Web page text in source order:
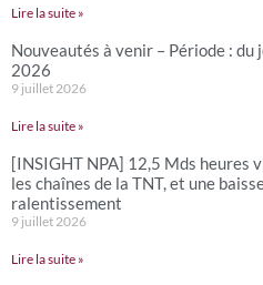
Lire la suite »
Nouveautés à venir – Période :
2026
9 juillet 2026
Lire la suite »
[INSIGHT NPA] 12,5 Mds heures
les chaînes de la TNT, et une
ralentissement
9 juillet 2026
Lire la suite »